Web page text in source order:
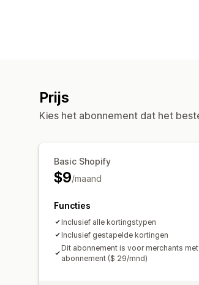
Prijs
Kies het abonnement dat het
Basic Shopify
$9/maand
Functies
Inclusief alle kortingstypen
Inclusief gestapelde kortingen
Dit abonnement is voor merchants
abonnement ($ 29/mnd)